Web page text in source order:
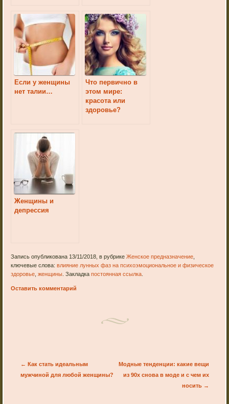
Если у женщины
нет талии…
Что первично в
этом мире:
красота или
здоровье?
Женщины и
депрессия
Запись опубликована 13/11/2018, в рубрикеЖенское предназначение
ключевые слова:влияние лунных фаз на психоэмоциональное и физическое
здоровье ,женщины . Закладкапостоянная ссылка
Оставить комментарий
Post navigation
← Как стать идеальным
мужчиной для любой женщины?
Модные тенденции: какие вещи
из 90х снова в моде и с чем их
носить →